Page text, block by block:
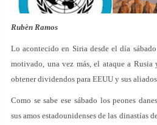
Rubèn Ramos
Lo acontecido en Siria desde el día
motivado, una vez más, el ataque a
obtener dividendos para EEUU y sus
Como se sabe ese sábado los peones
sus amos estadounidenses de las dinastías